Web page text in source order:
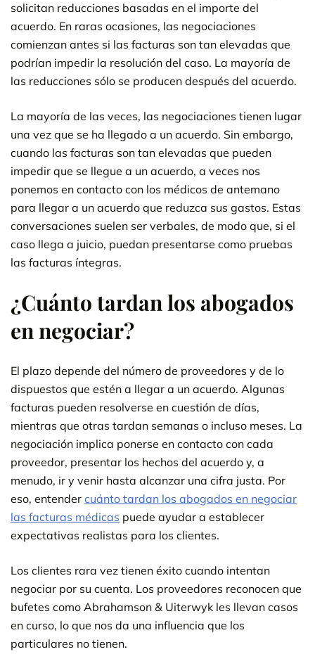
solicitan reducciones basadas en el importe del
acuerdo. En raras ocasiones, las negociaciones
comienzan antes si las facturas son tan elevadas que
podrían impedir la resolución del caso. La mayoría de
las reducciones sólo se producen después del acuerdo.
La mayoría de las veces, las negociaciones tienen lugar
una vez que se ha llegado a un acuerdo. Sin embargo,
cuando las facturas son tan elevadas que pueden
impedir que se llegue a un acuerdo, a veces nos
ponemos en contacto con los médicos de antemano
para llegar a un acuerdo que reduzca sus gastos. Estas
conversaciones suelen ser verbales, de modo que, si el
caso llega a juicio, puedan presentarse como pruebas
las facturas íntegras.
¿Cuánto tardan los abogados
en negociar?
El plazo depende del número de proveedores y de lo
dispuestos que estén a llegar a un acuerdo. Algunas
facturas pueden resolverse en cuestión de días,
mientras que otras tardan semanas o incluso meses. La
negociación implica ponerse en contacto con cada
proveedor, presentar los hechos del acuerdo y, a
menudo, ir y venir hasta alcanzar una cifra justa. Por
eso, entender cuánto tardan los abogados en negociar
las facturas médicas puede ayudar a establecer
expectativas realistas para los clientes.
Los clientes rara vez tienen éxito cuando intentan
negociar por su cuenta. Los proveedores reconocen que
bufetes como Abrahamson & Uiterwyk les llevan casos
en curso, lo que nos da una influencia que los
particulares no tienen.